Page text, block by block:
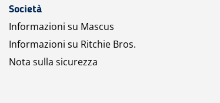
Società
Informazioni su Mascus
Informazioni su Ritchie Bros.
Nota sulla sicurezza